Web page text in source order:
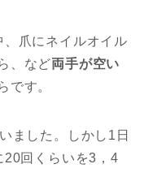
爪にネイルオイル
、など両手が空い
です。
ました。しかし1日
20回くらいを3，4